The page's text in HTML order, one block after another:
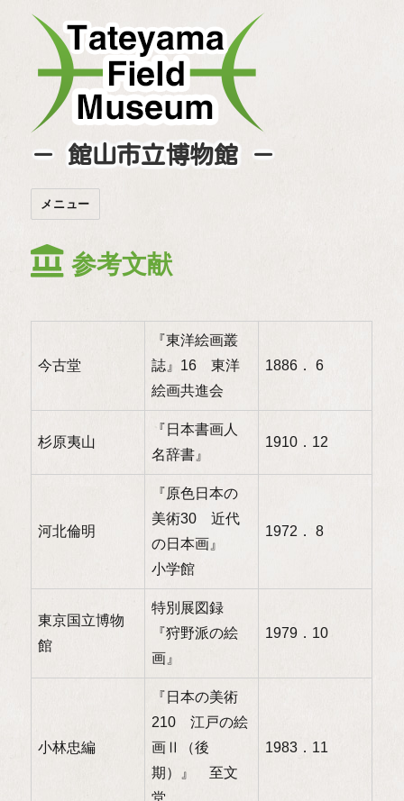
－ 館山市立博物館 －
メニュー
参考文献
今古堂
『東洋絵画叢
誌』16 東洋
絵画共進会
1886． 6
杉原夷山
『日本書画人
名辞書』
1910．12
河北倫明
『原色日本の
美術30 近代
の日本画』
小学館
1972． 8
東京国立博物
館
特別展図録
『狩野派の絵
画』
1979．10
小林忠編
『日本の美術
210 江戸の絵
画Ⅱ（後
期）』 至文
堂
1983．11